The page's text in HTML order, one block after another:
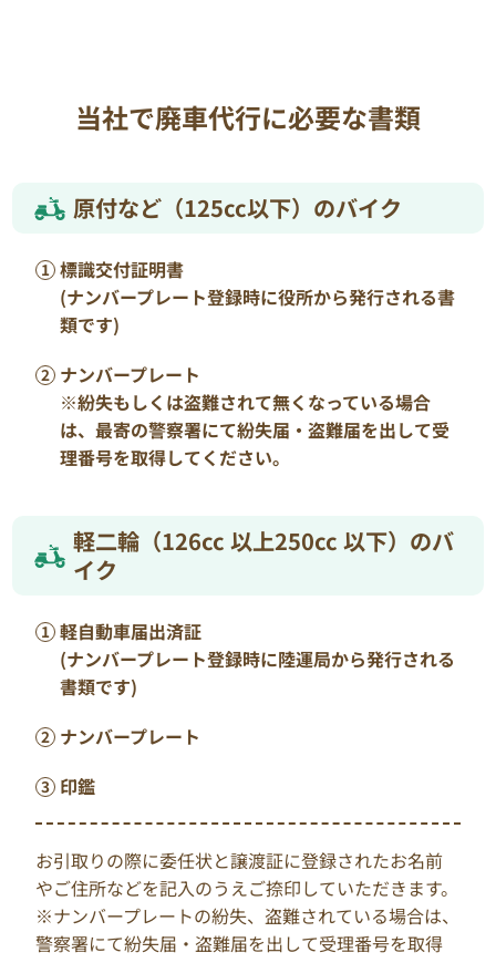
当社で廃車代行に必要な書類
原付など（125cc以下）のバイク
標識交付証明書
(ナンバープレート登録時に役所から発行される書
類です)
ナンバープレート
※紛失もしくは盗難されて無くなっている場合
は、最寄の警察署にて紛失届・盗難届を出して受
理番号を取得してください。
軽二輪（126cc 以上250cc 以下）のバ
イク
軽自動車届出済証
(ナンバープレート登録時に陸運局から発行される
書類です)
ナンバープレート
印鑑
お引取りの際に委任状と譲渡証に登録されたお名前
やご住所などを記入のうえご捺印していただきます。
※ナンバープレートの紛失、盗難されている場合は、
警察署にて紛失届・盗難届を出して受理番号を取得